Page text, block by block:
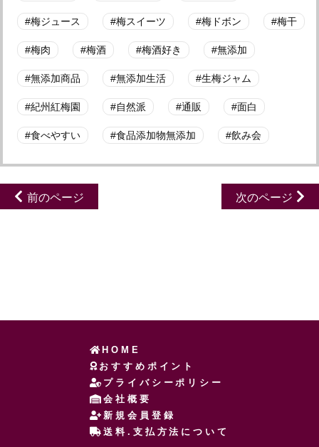
梅ジュース 梅スイーツ 梅ドボン 梅干
梅肉 梅酒 梅酒好き 無添加
無添加商品 無添加生活 生梅ジャム
紀州紅梅園 自然派 通販 面白
食べやすい 食品添加物無添加 飲み会
前のページ 次のページ
HOME
おすすめポイント
プライバシーポリシー
会社概要
新規会員登録
送料.支払方法について